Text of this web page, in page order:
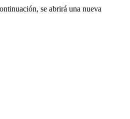
se abrirá una nueva